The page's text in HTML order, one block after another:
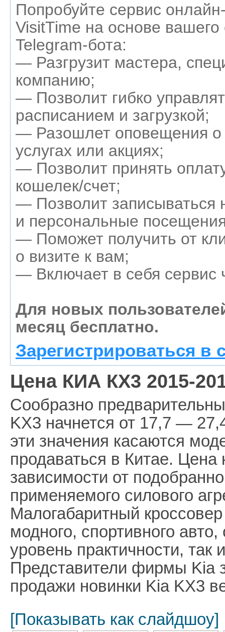
Попробуйте сервис
VisitTime на основе вашего
Telegram-бота:
— Разгрузит мастера,
компанию;
— Позволит гибко
расписанием и загрузкой;
— Разошлет оповещения о
услугах или акциях;
— Позволит принять
кошелек/счет;
— Позволит записываться
и персональные
— Поможет получить от
о визите к вам;
— Включает в себя сервис
Для новых
месяц бесплатно.
Зарегистрироваться в
Цена КИА КХ3 2015-
Сообразно
KX3 начнется от 17,7 —
эти значения касаются
продаваться в Китае. Цена
зависимости от
применяемого силового
Малогабаритный
модного, спортивного
уровень практичности,
Представители фирмы Kia
продажи новинки Kia KX3
[Показывать как слайдшоу]